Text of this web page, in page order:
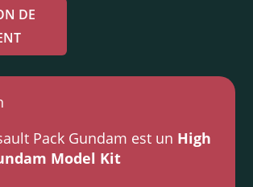
DE
Pack Gundam est un High
Model Kit